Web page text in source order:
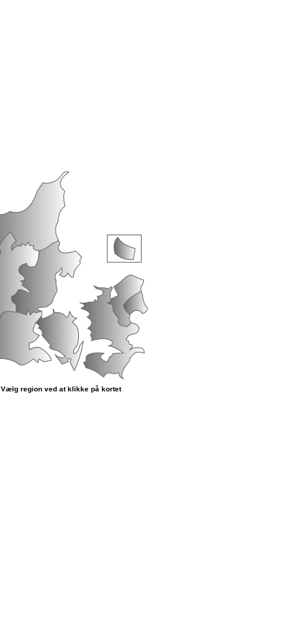
Vælg region ved at klikke på kortet